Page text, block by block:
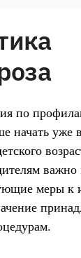
по
начать уже
важно
меры к